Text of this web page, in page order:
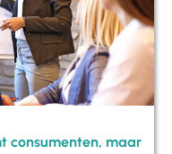
consumenten, maar